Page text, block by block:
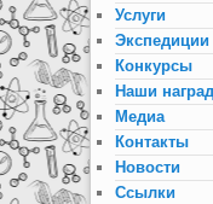
Услуги
Экспедиции
Конкурсы
Наши
Медиа
Контакты
Новости
Ссылки